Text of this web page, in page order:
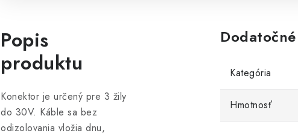
Popis
produktu
Konektor je určený pre 3 žily
do 30V. Káble sa bez
odizolovania vložia dnu,
Kategória
Hmotnosť